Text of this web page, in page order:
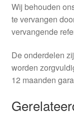
Wij behouden
te vervangen
vervangende
De onderdelen
worden
12 maanden